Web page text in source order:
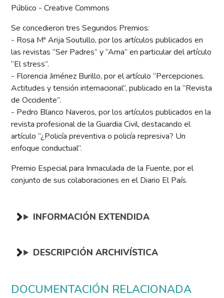
Público - Creative Commons
Se concedieron tres Segundos Premios:
- Rosa Mª Arija Soutullo, por los artículos publicados en
las revistas “Ser Padres” y “Ama” en particular del artículo
“El stress”.
- Florencia Jiménez Burillo, por el artículo “Percepciones.
Actitudes y tensión internacional”, publicado en la “Revista
de Occidente”.
- Pedro Blanco Naveros, por los artículos publicados en la
revista profesional de la Guardia Civil, destacando el
artículo “¿Policía preventiva o policía represiva? Un
enfoque conductual”.
Premio Especial para Inmaculada de la Fuente, por el
conjunto de sus colaboraciones en el Diario El País.
INFORMACIÓN EXTENDIDA
DESCRIPCIÓN ARCHIVÍSTICA
DOCUMENTACIÓN RELACIONADA